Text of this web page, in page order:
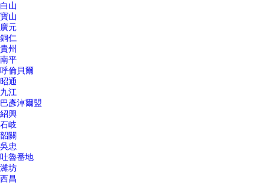
白山
寶山
廣元
銅仁
貴州
南平
呼倫貝爾
昭通
九江
巴彥淖爾盟
紹興
石岐
韶關
吳忠
吐魯番地
濰坊
西昌